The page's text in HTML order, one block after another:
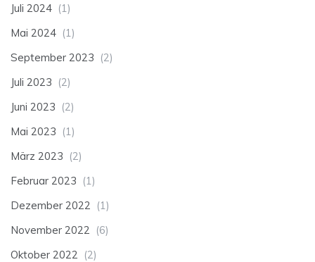
Juli 2024 (1)
Mai 2024 (1)
September 2023 (2)
Juli 2023 (2)
Juni 2023 (2)
Mai 2023 (1)
März 2023 (2)
Februar 2023 (1)
Dezember 2022 (1)
November 2022 (6)
Oktober 2022 (2)